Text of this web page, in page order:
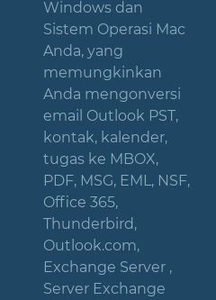
Windows dan
Sistem Operasi Mac
Anda, yang
memungkinkan
Anda mengonversi
email Outlook PST,
kontak, kalender,
tugas ke MBOX,
PDF, MSG, EML, NSF,
Office 365,
Thunderbird,
Outlook.com,
Exchange Server ,
Server Exchange